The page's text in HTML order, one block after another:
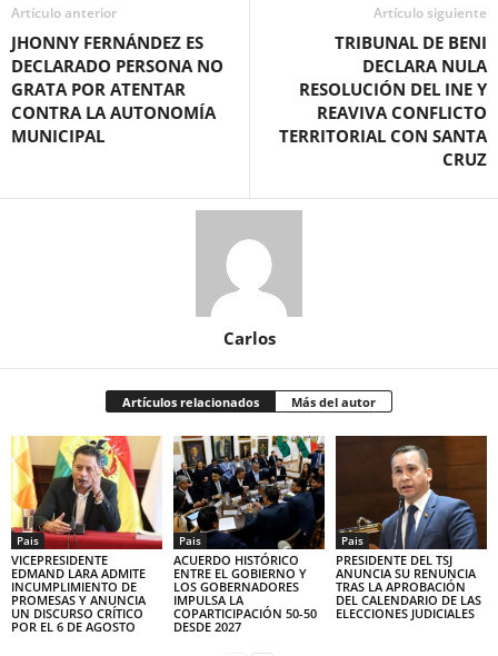
Artículo anterior
JHONNY FERNÁNDEZ ES
DECLARADO PERSONA NO
GRATA POR ATENTAR
CONTRA LA AUTONOMÍA
MUNICIPAL
Artículo siguiente
TRIBUNAL DE BENI
DECLARA NULA
RESOLUCIÓN DEL INE Y
REAVIVA CONFLICTO
TERRITORIAL CON SANTA
CRUZ
Carlos
Artículos relacionados Más del autor
Pais
VICEPRESIDENTE
EDMAND LARA ADMITE
INCUMPLIMIENTO DE
PROMESAS Y ANUNCIA
UN DISCURSO CRÍTICO
POR EL 6 DE AGOSTO
Pais
ACUERDO HISTÓRICO
ENTRE EL GOBIERNO Y
LOS GOBERNADORES
IMPULSA LA
COPARTICIPACIÓN 50-50
DESDE 2027
Pais
PRESIDENTE DEL TSJ
ANUNCIA SU RENUNCIA
TRAS LA APROBACIÓN
DEL CALENDARIO DE LAS
ELECCIONES JUDICIALES